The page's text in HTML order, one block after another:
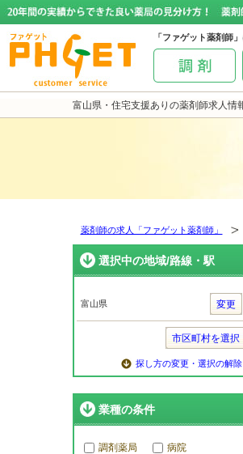
富山県・住宅支援ありの薬剤師求人情
「ファゲット薬剤師
薬剤師の求人「ファゲット薬剤師」
選択中の地域/路線・駅
富山県 変更
市区町村を選択
探し方の変更・選択の解除
業種の条件
調剤薬局
病院